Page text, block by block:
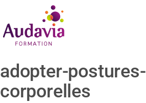
adopter-postures-
corporelles